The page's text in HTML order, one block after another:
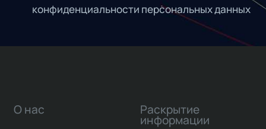
конфиденциальности персональных данных
О нас Раскрытие
информации